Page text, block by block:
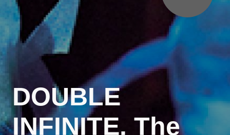
DOUBLE
INFINITE. The